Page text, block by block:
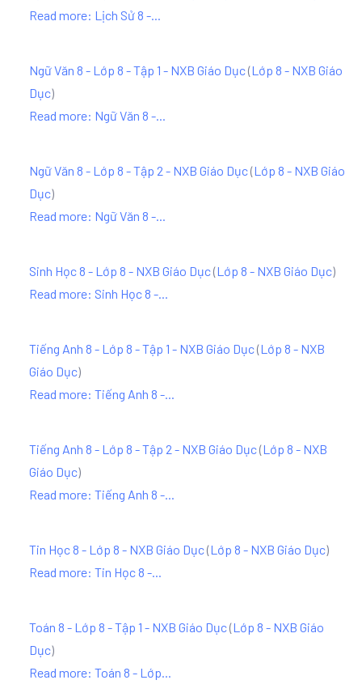
Read more: Lịch Sử 8 -...
Ngữ Văn 8 - Lớp 8 - Tập 1 - NXB Giáo Dục(Lớp 8 - NXB Giáo
Dục)
Read more: Ngữ Văn 8 -...
Ngữ Văn 8 - Lớp 8 - Tập 2 - NXB Giáo Dục(Lớp 8 - NXB Giáo
Dục)
Read more: Ngữ Văn 8 -...
Sinh Học 8 - Lớp 8 - NXB Giáo Dục(Lớp 8 - NXB Giáo Dục)
Read more: Sinh Học 8 -...
Tiếng Anh 8 - Lớp 8 - Tập 1 - NXB Giáo Dục(Lớp 8 - NXB
Giáo Dục)
Read more: Tiếng Anh 8 -...
Tiếng Anh 8 - Lớp 8 - Tập 2 - NXB Giáo Dục(Lớp 8 - NXB
Giáo Dục)
Read more: Tiếng Anh 8 -...
Tin Học 8 - Lớp 8 - NXB Giáo Dục(Lớp 8 - NXB Giáo Dục)
Read more: Tin Học 8 -...
Toán 8 - Lớp 8 - Tập 1 - NXB Giáo Dục(Lớp 8 - NXB Giáo
Dục)
Read more: Toán 8 - Lớp...